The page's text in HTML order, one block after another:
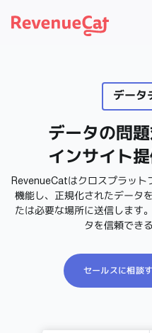
データ
データの問題
インサイト
RevenueCatはクロスプラット
機能し、正規化されたデータ
たは必要な場所に送信します
タを信頼でき
セールスに相談